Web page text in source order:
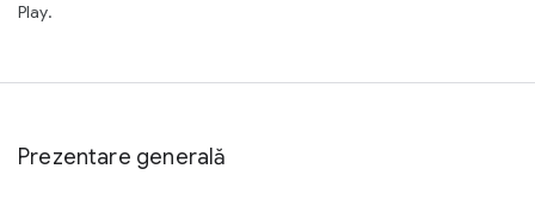
Play.
Prezentare generală